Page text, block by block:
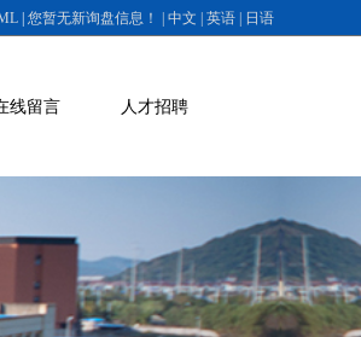
您暂无新询盘信息 ！ | 中文 | 英语 | 日语
线留言 人才招聘